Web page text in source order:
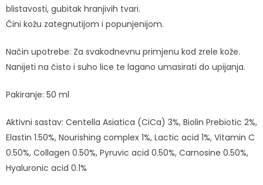
blistavosti, gubitak hranjivih tvari.
Čini kožu zategnutijom i popunjenijom.
Način upotrebe: Za svakodnevnu primjenu kod zrele kože.
Nanijeti na čisto i suho lice te lagano umasirati do upijanja.
Pakiranje: 50 ml
Aktivni sastav: Centella Asiatica (CiCa) 3%, Biolin Prebiotic 2%,
Elastin 1.50%, Nourishing complex 1%, Lactic acid 1%, Vitamin C
0.50%, Collagen 0.50%, Pyruvic acid 0.50%, Carnosine 0.50%,
Hyaluronic acid 0.1%